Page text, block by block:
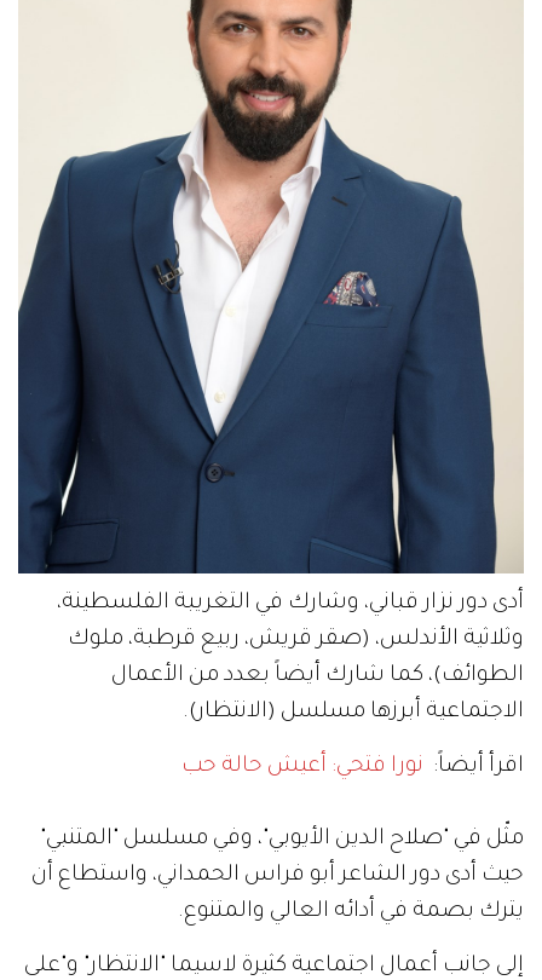
أدى دور نزار قباني، وشارك في التغريبة الفلسطينة،
وثلاثية الأندلس، (صقر قريش، ربيع قرطبة، ملوك
الطوائف)، كما شارك أيضاً بعدد من الأعمال
الاجتماعية أبرزها مسلسل (الانتظار).
اقرأ أيضاً: نورا فتحي: أعيش حالة حب
مثّل في "صلاح الدين الأيوبي"، وفي مسلسل "المتنبي"
حيث أدى دور الشاعر أبو فراس الحمداني، واستطاع أن
يترك بصمة في أدائه العالي والمتنوع.
إلى جانب أعمال اجتماعية كثيرة لاسيما "الانتظار" و"على